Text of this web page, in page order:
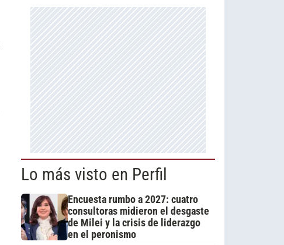
Lo más visto en Perfil
Encuesta rumbo a 2027: cuatro
consultoras midieron el desgaste
de Milei y la crisis de liderazgo
en el peronismo